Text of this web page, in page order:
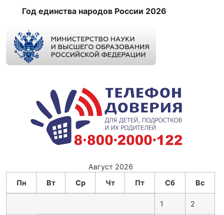
Год единства народов России 2026
Август 2026
Пн
Вт Ср Чт Пт Сб Вс
1 2